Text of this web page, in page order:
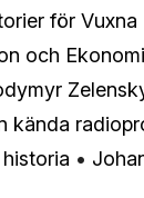
för Vuxna
och Ekonomi
kända
•